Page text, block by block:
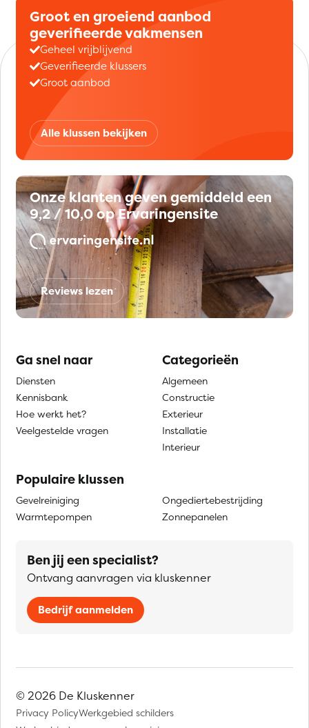
Groot en groeiend aanbod
geverifieerde vakmensen
Geheel vrijblijvend
Geverifieerde klussers
Groot aanbod
Alle klussen bekijken
Onze klanten geven gemiddeld een
9,2 / 10,0 op Ervaringensite
Reviews lezen
Ga snel naar
Diensten
Kennisbank
Hoe werkt het?
Veelgestelde vragen
Categorieën
Algemeen
Constructie
Exterieur
Installatie
Interieur
Populaire klussen
Gevelreiniging
Warmtepompen
Ongediertebestrijding
Zonnepanelen
Ben jij een specialist?
Ontvang aanvragen via kluskenner
Bedrijf aanmelden
© 2026 De Kluskenner
Privacy PolicyWerkgebied schilders